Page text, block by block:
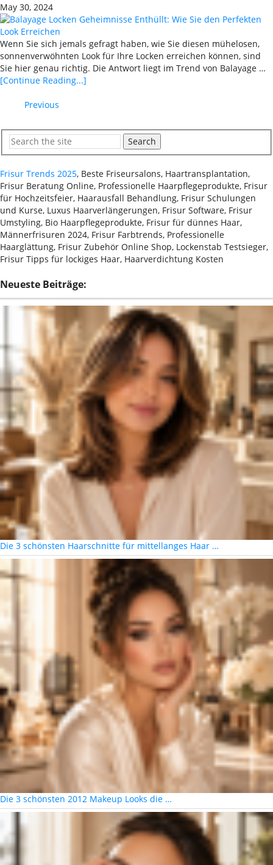
May 30, 2024
Wenn Sie sich jemals gefragt haben, wie Sie diesen mühelosen,
sonnenverwöhnten Look für Ihre Locken erreichen können, sind
Sie hier genau richtig. Die Antwort liegt im Trend von Balayage …
[Continue Reading...]
Previous
Search
Frisur Trends 2025, Beste Friseursalons, Haartransplantation,
Frisur Beratung Online, Professionelle Haarpflegeprodukte, Frisur
für Hochzeitsfeier, Haarausfall Behandlung, Frisur Schulungen
und Kurse, Luxus Haarverlängerungen, Frisur Software, Frisur
Umstyling, Bio Haarpflegeprodukte, Frisur für dünnes Haar,
Männerfrisuren 2024, Frisur Farbtrends, Professionelle
Haarglättung, Frisur Zubehör Online Shop, Lockenstab Testsieger,
Frisur Tipps für lockiges Haar, Haarverdichtung Kosten
Neueste Beiträge:
Die 3 schönsten Haarschnitte für mittellanges Haar …
Die 3 schönsten 2012 Makeup Looks die …